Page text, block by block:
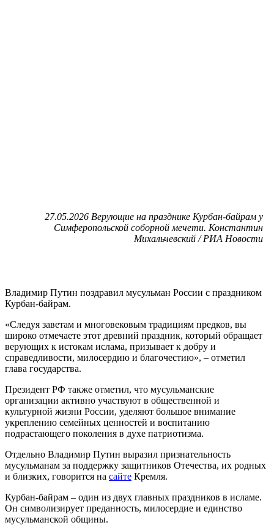
27.05.2026 Верующие на празднике Курбан-байрам у
Симферопольской соборной мечети. Константин
Михальчевский / РИА Новости
Владимир Путин поздравил мусульман России с праздником
Курбан-байрам.
«Следуя заветам и многовековым традициям предков, вы
широко отмечаете этот древний праздник, который обращает
верующих к истокам ислама, призывает к добру и
справедливости, милосердию и благочестию», – отметил
глава государства.
Президент РФ также отметил, что мусульманские
организации активно участвуют в общественной и
культурной жизни России, уделяют большое внимание
укреплению семейных ценностей и воспитанию
подрастающего поколения в духе патриотизма.
Отдельно Владимир Путин выразил признательность
мусульманам за поддержку защитников Отечества, их родных
и близких, говорится на сайте Кремля.
Курбан-байрам – один из двух главных праздников в исламе.
Он символизирует преданность, милосердие и единство
мусульманской общины.